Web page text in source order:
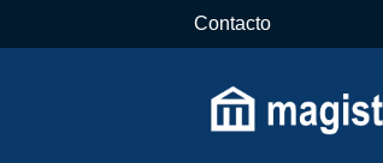
Contacto